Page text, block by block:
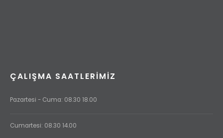
ÇALIŞMA SAATLERIMIZ
Pazartesi - Cuma: 08.30 18.00
Cumartesi: 08.30 14.00